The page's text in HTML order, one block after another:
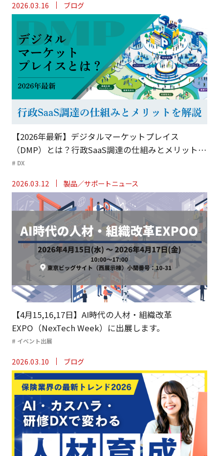
2026.03.16 ブログ
【2026年最新】デジタルマーケットプレイス
（DMP）とは？行政SaaS調達の仕組みとメリットを
解説
# DX
2026.03.12 製品／サポートニュース
【4月15,16,17日】AI時代の人材・組織改革
EXPO（NexTech Week）に出展します。
# イベント出展
2026.03.10 ブログ